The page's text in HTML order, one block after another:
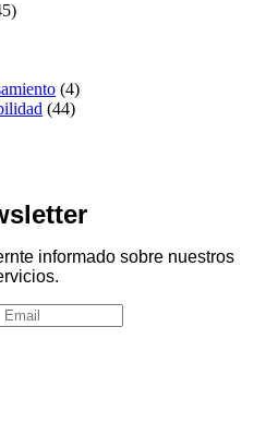
(4)
(44)
informado sobre nuestros